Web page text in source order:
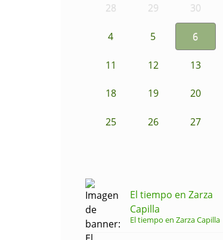
28 29 30
4 5 6
11 12 13
18 19 20
25 26 27
El tiempo en Zarza
Capilla
El tiempo en Zarza Capilla